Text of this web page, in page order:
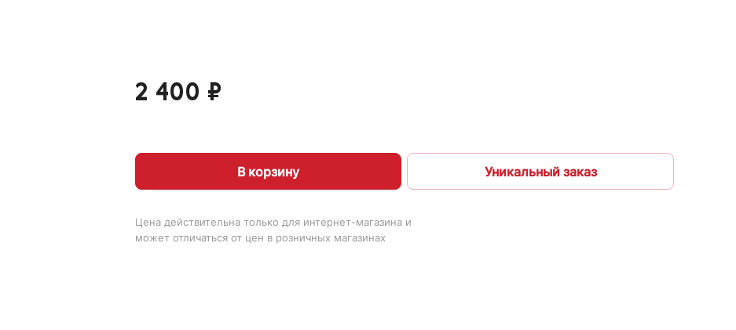
2 400 ₽
В корзину Уникальный заказ
Цена действительна только для интернет-магазина и
может отличаться от цен в розничных магазинах